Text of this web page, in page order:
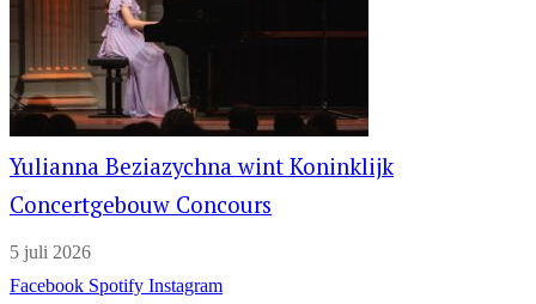
Yulianna Beziazychna wint Koninklijk
Concertgebouw Concours
5 juli 2026
Facebook Spotify Instagram